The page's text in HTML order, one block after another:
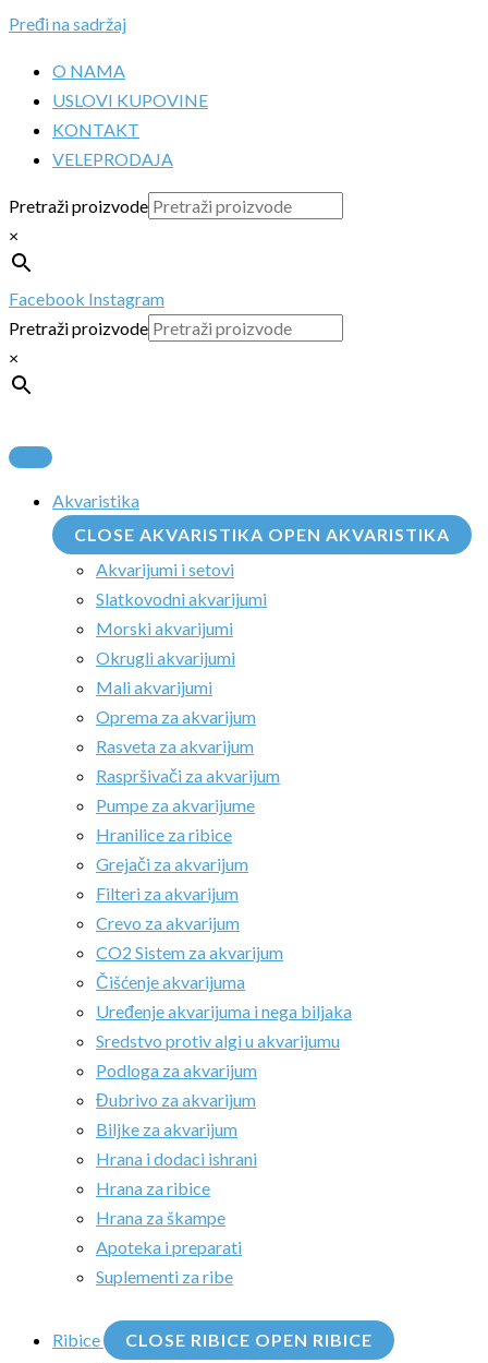
Pređi na sadržaj
O NAMA
USLOVI KUPOVINE
KONTAKT
VELEPRODAJA
Pretraži proizvode
×
Facebook Instagram
Pretraži proizvode
×
Akvaristika
CLOSE AKVARISTIKA OPEN AKVARISTIKA
Akvarijumi i setovi
Slatkovodni akvarijumi
Morski akvarijumi
Okrugli akvarijumi
Mali akvarijumi
Oprema za akvarijum
Rasveta za akvarijum
Raspršivači za akvarijum
Pumpe za akvarijume
Hranilice za ribice
Grejači za akvarijum
Filteri za akvarijum
Crevo za akvarijum
CO2 Sistem za akvarijum
Čišćenje akvarijuma
Uređenje akvarijuma i nega biljaka
Sredstvo protiv algi u akvarijumu
Podloga za akvarijum
Đubrivo za akvarijum
Biljke za akvarijum
Hrana i dodaci ishrani
Hrana za ribice
Hrana za škampe
Apoteka i preparati
Suplementi za ribe
Ribice CLOSE RIBICE OPEN RIBICE